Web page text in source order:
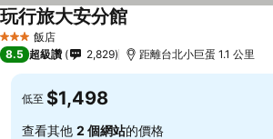
3 星級 飯店
玩行旅大安分館
8.5 超級讚 2,829 距離台北小巨蛋 1.1 公里
低至 $1,498
查看其他 2 個網站的價格